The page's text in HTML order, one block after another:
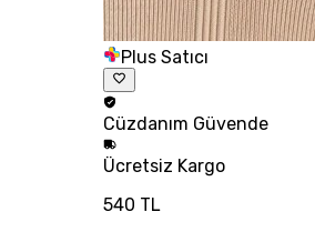
Plus Satıcı
Cüzdanım Güvende
Ücretsiz Kargo
540 TL